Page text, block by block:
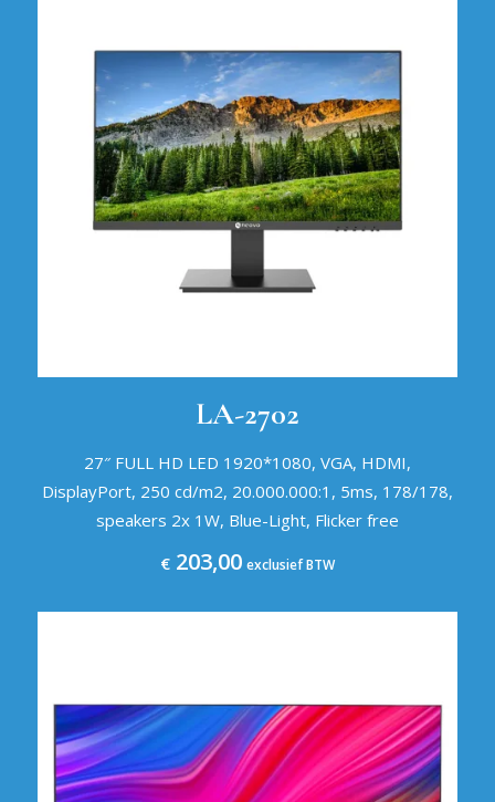
LA-2702
27″ FULL HD LED 1920*1080, VGA, HDMI,
DisplayPort, 250 cd/m2, 20.000.000:1, 5ms, 178/178,
speakers 2x 1W, Blue-Light, Flicker free
€203,00 exclusief BTW